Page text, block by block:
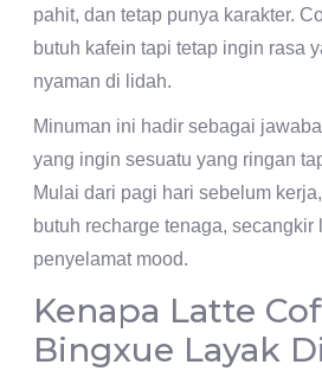
pahit, dan tetap punya karakter.
butuh kafein tapi tetap ingin rasa
nyaman di lidah.
Minuman ini hadir sebagai
yang ingin sesuatu yang ringan
Mulai dari pagi hari sebelum
butuh recharge tenaga, secangkir
penyelamat mood.
Kenapa Latte
Bingxue Layak